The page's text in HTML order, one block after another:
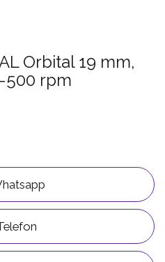
Orbital 19 mm,
500 rpm